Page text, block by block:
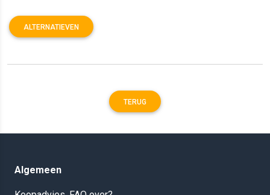
ALTERNATIEVEN
TERUG
Algemeen